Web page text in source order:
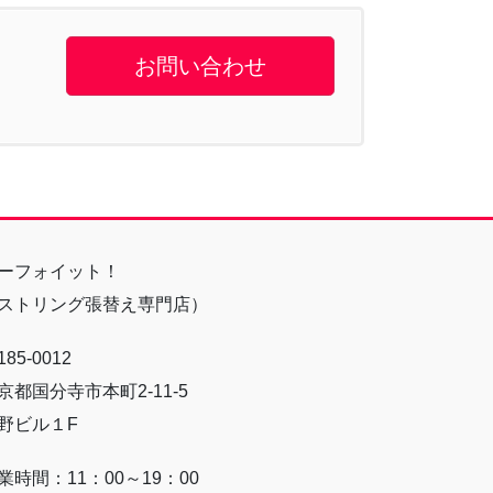
お問い合わせ
フォイット！
ストリング張替え専門店）
0012
都国分寺市本町2-11-5
ビル１F
時間：11：00～19：00